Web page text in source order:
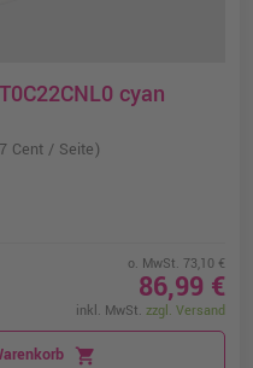
cyan
Cent / Seite)
o. MwSt. 73,10 €
86,99 €
inkl. MwSt. zzgl. Versand
shopping_cart